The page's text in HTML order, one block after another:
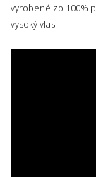
vyrobené zo 100%
vysoký vlas.